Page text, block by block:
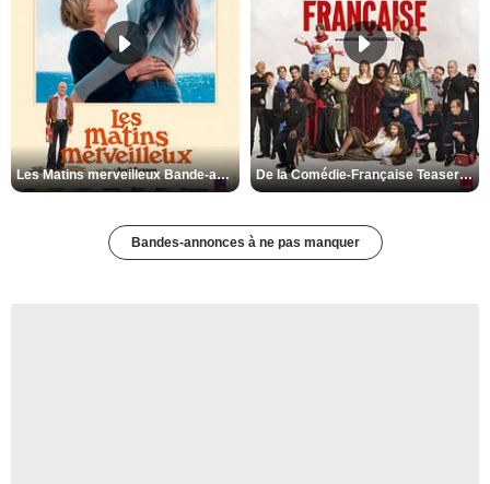
Les Matins merveilleux Bande-annonce VF De la Comédie-Française Teaser VF
Bandes-annonces à ne pas manquer